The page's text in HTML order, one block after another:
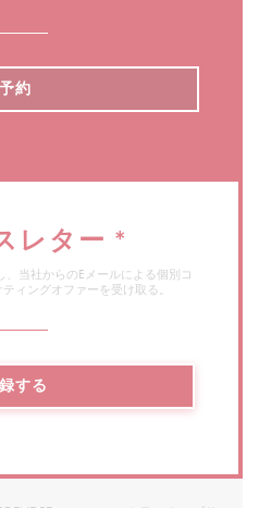
予約
レター *
当社からのEメールによる個別コ
ィングオファーを受け取る。
する